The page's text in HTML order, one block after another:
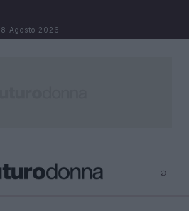
8 Agosto 2026
⌕